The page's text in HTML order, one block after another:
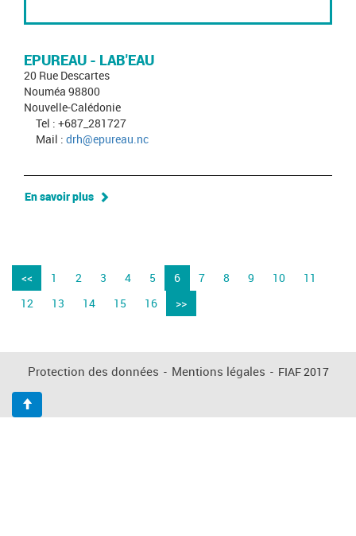
EPUREAU - LAB'EAU
20 Rue Descartes
Nouméa 98800
Nouvelle-Calédonie
Tel : +687_281727
Mail : drh@epureau.nc
En savoir plus
<< 1 2 3 4 5 6 7 8 9 10
11
12
13 14 15 16 >>
Protection des données - Mentions légales - FIAF 2017